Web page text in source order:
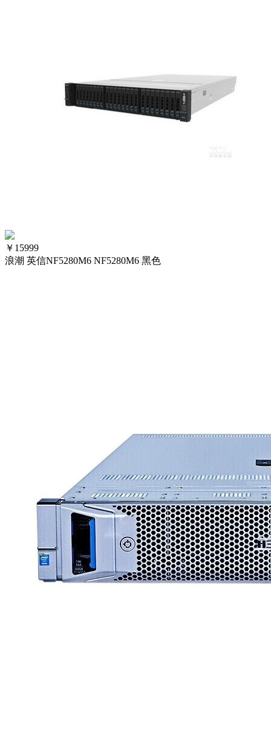
￥ 15999
浪潮 英信NF5280M6 NF5280M6 黑色